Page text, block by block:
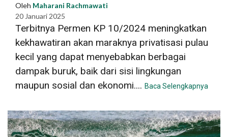
Oleh Maharani Rachmawati
20 Januari 2025
Terbitnya Permen KP 10/2024 meningkatkan
kekhawatiran akan maraknya privatisasi pulau
kecil yang dapat menyebabkan berbagai
dampak buruk, baik dari sisi lingkungan
maupun sosial dan ekonomi.... Baca Selengkapnya